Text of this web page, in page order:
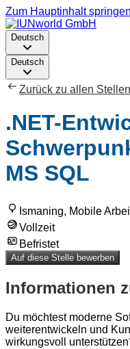
Zum Hauptinhalt springen
Deutsch
Deutsch
Zurück zu allen Stellen
.NET-
MS SQL
Ismaning, Mobile
Vollzeit
Befristet
Auf diese Stelle bewerben
Informationen
Du möchtest moderne
weiterentwickeln und
wirkungsvoll